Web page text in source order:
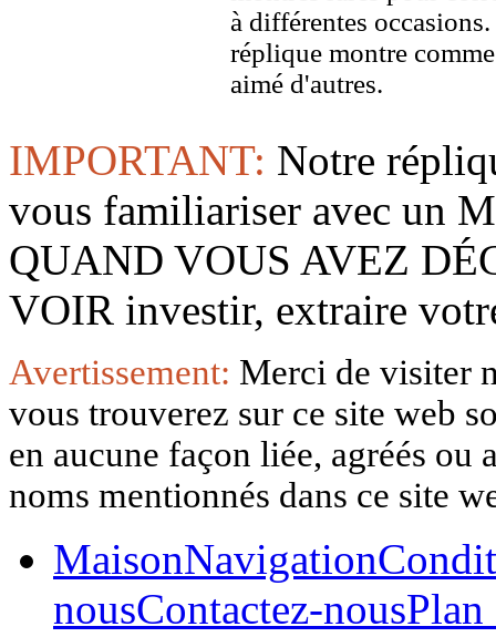
à différentes
réplique montre
aimé d'autres.
IMPORTANT: Notre
vous familiariser avec un
QUAND VOUS AVEZ
VOIR investir, extraire
Avertissement: Merci de visiter
vous trouverez sur ce site web
en aucune façon liée, agréés
noms mentionnés dans ce site
MaisonNavigation
nousContactez-nousPlan